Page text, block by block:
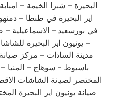
البحيرة – شبرا الخيمة –
اير البحيرة في طنطا –
يونيون اير البحيرة للشاشات بالسويس – الوادي الجديد –
مدينة السادات – مركز
باسيوط – سوهاج – المنيا –
المختصر لصيانة الشاشات
صيانة يونيون اير البحيرة